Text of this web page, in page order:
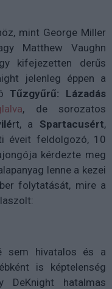
mint George Miller
Matthew Vaughn
kifejezetten derűs
jelenleg éppen a
Tűzgyűrű: Lázadás
, de sorozatos
rt, aSpartacusért,
éveit feldolgozó, 10
kérdezte meg
lenne a kezei
folytatását, mire a
sem hivatalos és a
is képtelenség
hatalmas